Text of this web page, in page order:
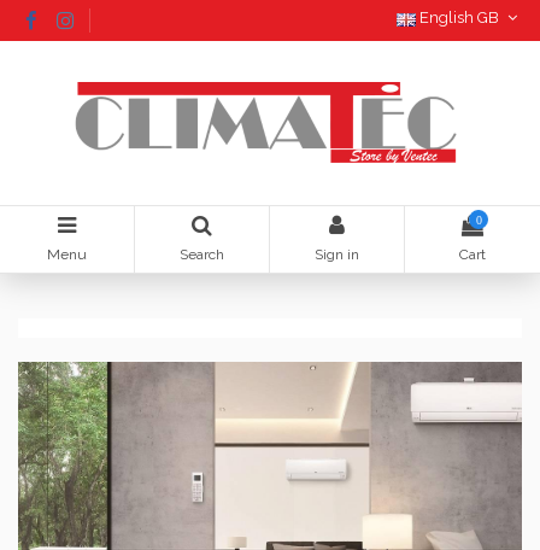
English GB
Menu Search Sign in
0
Cart